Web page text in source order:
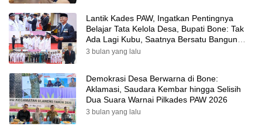
Lantik Kades PAW, Ingatkan Pentingnya
Belajar Tata Kelola Desa, Bupati Bone: Tak
Ada Lagi Kubu, Saatnya Bersatu Bangun
Desa
3 bulan yang lalu
Demokrasi Desa Berwarna di Bone:
Aklamasi, Saudara Kembar hingga Selisih
Dua Suara Warnai Pilkades PAW 2026
3 bulan yang lalu